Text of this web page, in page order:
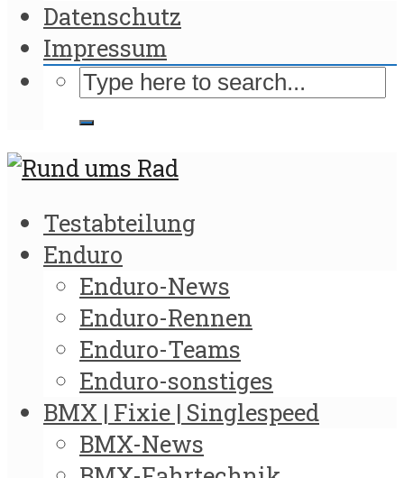
Datenschutz
Impressum
Testabteilung
Enduro
Enduro-News
Enduro-Rennen
Enduro-Teams
Enduro-sonstiges
BMX | Fixie | Singlespeed
BMX-News